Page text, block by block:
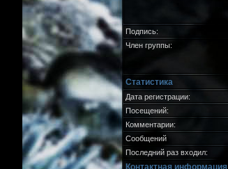
Подпись:
Член группы:
Статистика
Дата регистрации:
Посещений:
Комментарии:
Сообщений
Последний раз входил:
Контактная информация